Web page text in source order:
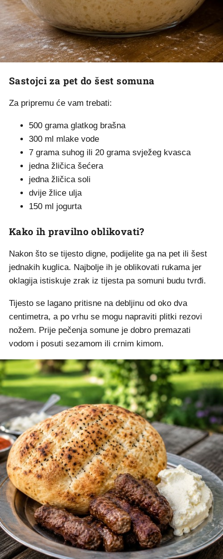
Sastojci za pet do šest somuna
Za pripremu će vam trebati:
500 grama glatkog brašna
300 ml mlake vode
7 grama suhog ili 20 grama svježeg kvasca
jedna žličica šećera
jedna žličica soli
dvije žlice ulja
150 ml jogurta
Kako ih pravilno oblikovati?
Nakon što se tijesto digne, podijelite ga na pet ili šest
jednakih kuglica. Najbolje ih je oblikovati rukama jer
oklagija istiskuje zrak iz tijesta pa somuni budu tvrđi.
Tijesto se lagano pritisne na debljinu od oko dva
centimetra, a po vrhu se mogu napraviti plitki rezovi
nožem. Prije pečenja somune je dobro premazati
vodom i posuti sezamom ili crnim kimom.